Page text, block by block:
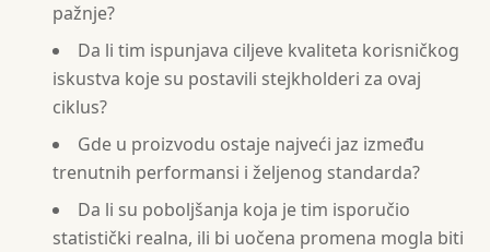
pažnje?
Da li tim ispunjava ciljeve kvaliteta korisničkog
iskustva koje su postavili stejkholderi za ovaj
ciklus?
Gde u proizvodu ostaje najveći jaz između
trenutnih performansi i željenog standarda?
Da li su poboljšanja koja je tim isporučio
statistički realna, ili bi uočena promena mogla biti